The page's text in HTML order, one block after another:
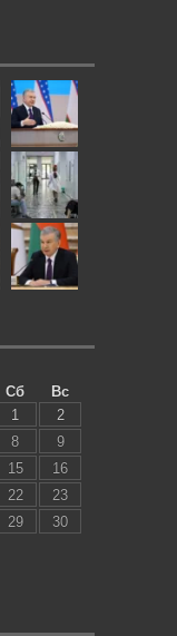
Сб
Вс
1
2
8
9
15
16
22
23
29
30